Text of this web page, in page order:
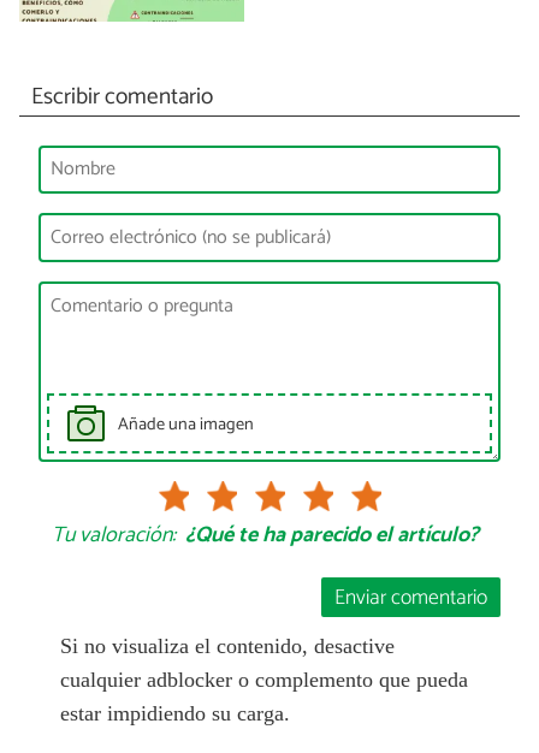
Escribir comentario
Añade una imagen
Tu valoración: ¿Qué te ha parecido el artículo?
Enviar comentario
Si no visualiza el contenido, desactive
cualquier adblocker o complemento que pueda
estar impidiendo su carga.